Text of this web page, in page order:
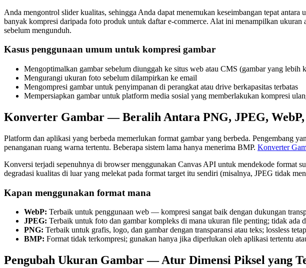
Anda mengontrol slider kualitas, sehingga Anda dapat menemukan keseimbangan tepat
banyak kompresi daripada foto produk untuk daftar e-commerce. Alat ini menampilkan
sebelum mengunduh.
Kasus penggunaan umum untuk kompresi gambar
Mengoptimalkan gambar sebelum diunggah ke situs web atau CMS (gambar yang
Mengurangi ukuran foto sebelum dilampirkan ke email
Mengompresi gambar untuk penyimpanan di perangkat atau drive berkapasitas terbatas
Mempersiapkan gambar untuk platform media sosial yang memberlakukan kompresi
Konverter Gambar — Beralih Antara PNG, JPEG,
Platform dan aplikasi yang berbeda memerlukan format gambar yang berbeda. Pengembang
penanganan ruang warna tertentu. Beberapa sistem lama hanya menerima BMP. Konverter
Konversi terjadi sepenuhnya di browser menggunakan Canvas API untuk mendekode format
degradasi kualitas di luar yang melekat pada format target itu sendiri (misalnya, JPEG tidak
Kapan menggunakan format mana
WebP: Terbaik untuk penggunaan web — kompresi sangat baik dengan dukungan
JPEG: Terbaik untuk foto dan gambar kompleks di mana ukuran file penting; tidak ada
PNG: Terbaik untuk grafis, logo, dan gambar dengan transparansi atau teks; lossless
BMP: Format tidak terkompresi; gunakan hanya jika diperlukan oleh aplikasi tertentu
Pengubah Ukuran Gambar — Atur Dimensi Piksel yang